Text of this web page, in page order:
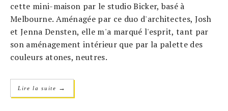
cette mini-maison par le studio Bicker, basé à
Melbourne. Aménagée par ce duo d'architectes, Josh
et Jenna Densten, elle m'a marqué l'esprit, tant par
son aménagement intérieur que par la palette des
couleurs atones, neutres.
Lire la suite →